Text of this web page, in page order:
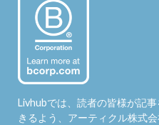
Livhubでは、読者の皆様が記
きるよう、アーティクル株式